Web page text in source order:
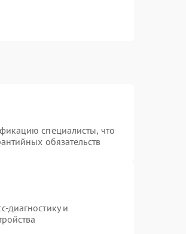
специалисты, что
обязательств
диагностику и